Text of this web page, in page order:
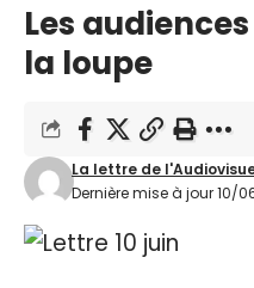
Les
la loupe
Dernière mise à jour 10/
La lettre de